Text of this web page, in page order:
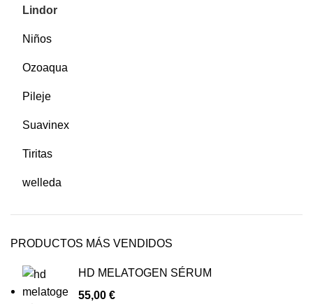
Lindor
Niños
Ozoaqua
Pileje
Suavinex
Tiritas
welleda
PRODUCTOS MÁS VENDIDOS
HD MELATOGEN SÉRUM
55,00 €